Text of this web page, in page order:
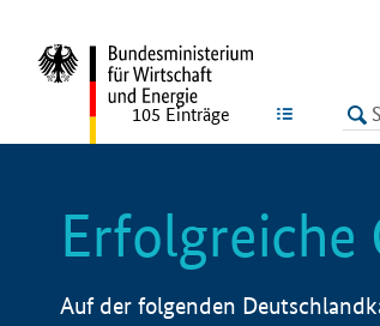
LISTE
105 Einträge
Erfolgreiche
Auf der folgenden